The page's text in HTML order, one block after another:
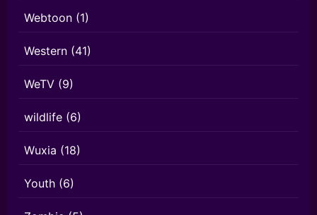
Webtoon (1)
Western (41)
WeTV (9)
wildlife (6)
Wuxia (18)
Youth (6)